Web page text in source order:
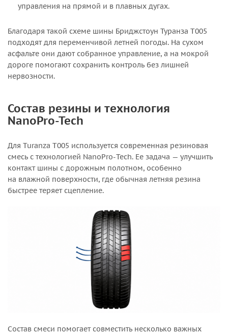
управления на прямой и в плавных дугах.
Благодаря такой схеме шины Бриджстоун Туранза T005
подходят для переменчивой летней погоды. На сухом
асфальте они дают собранное управление, а на мокрой
дороге помогают сохранить контроль без лишней
нервозности.
Состав резины и технология
NanoPro-Tech
Для Turanza T005 используется современная резиновая
смесь с технологией NanoPro-Tech. Ее задача — улучшить
контакт шины с дорожным полотном, особенно
на влажной поверхности, где обычная летняя резина
быстрее теряет сцепление.
Состав смеси помогает совместить несколько важных